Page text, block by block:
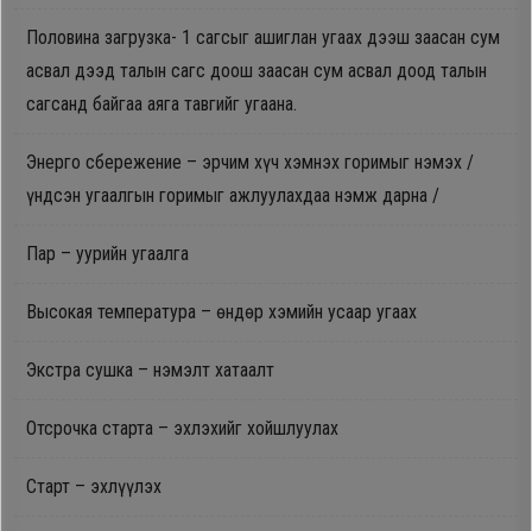
Половина загрузка- 1 сагсыг ашиглан угаах дээш заасан сум
асвал дээд талын сагс доош заасан сум асвал доод талын
сагсанд байгаа аяга тавгийг угаана.
Энерго сбережение – эрчим хүч хэмнэх горимыг нэмэх /
үндсэн угаалгын горимыг ажлуулахдаа нэмж дарна /
Пар – уурийн угаалга
Высокая температура – өндөр хэмийн усаар угаах
Экстра сушка – нэмэлт хатаалт
Отсрочка старта – эхлэхийг хойшлуулах
Старт – эхлүүлэх